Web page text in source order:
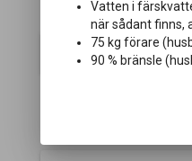
KLIMAT/VÄRME
Aircondition
Vatten i
när sådant finns,
75 kg förare
90 % bränsle